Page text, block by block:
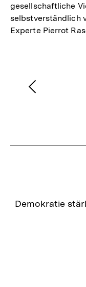
gesellschaftliche
selbstverständlich
Experte Pierrot
Vorherigen
Zur
Demokratie